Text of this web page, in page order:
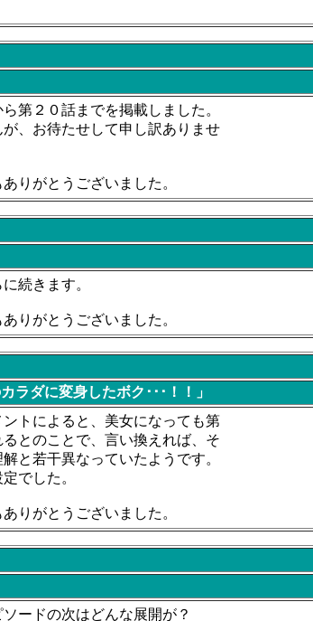
第２０話までを掲載しました。
、お待たせして申し訳ありませ
りがとうございました。
続きます。
りがとうございました。
ラダに変身したボク･･･！！」
トによると、美女になっても第
とのことで、言い換えれば、そ
と若干異なっていたようです。
でした。
りがとうございました。
ードの次はどんな展開が？